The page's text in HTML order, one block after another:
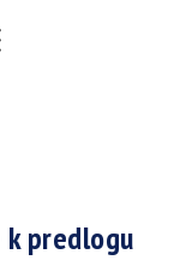
k predlogu